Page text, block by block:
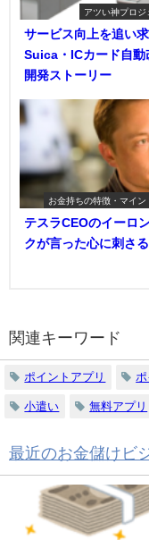
アツい神プロジ
サービス向上を追い
Suica・ICカード自動
開発ストーリー
お金持ちの特徴・マイン
テスラCEOのイーロ
クが言った心に刺さ
関連キーワード
ポイントアプリ
小遣い 無料アプリ
最近のお金儲けビ